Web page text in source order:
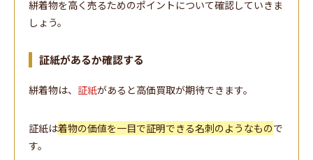
絣着物を高く売るためのポイントについて確認していきま
しょう。
証紙があるか確認する
絣着物は、 証紙があると高価買取が期待できます。
証紙は着物の価値を一目で証明できる名刺のようなもので
す。